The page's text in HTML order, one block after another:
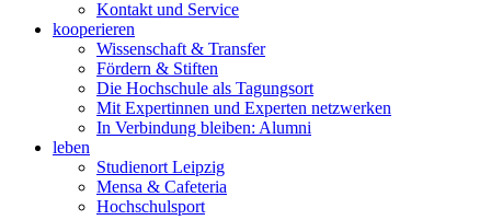
Kontakt und Service
kooperieren
Wissenschaft & Transfer
Fördern & Stiften
Die Hochschule als Tagungsort
Mit Expertinnen und Experten netzwerken
In Verbindung bleiben: Alumni
leben
Studienort Leipzig
Mensa & Cafeteria
Hochschulsport